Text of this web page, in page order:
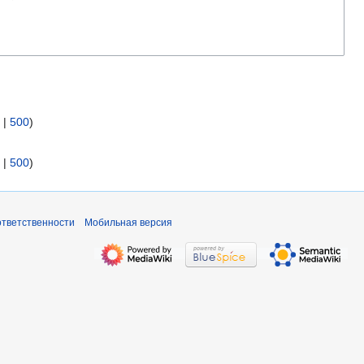
| 500)
| 500)
Мобильная версия